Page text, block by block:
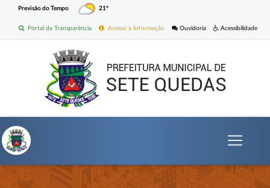
Previsão do Tempo 21º
Acessibilidade
Ouvidoria
Acesso à Informação
Portal da Transparência